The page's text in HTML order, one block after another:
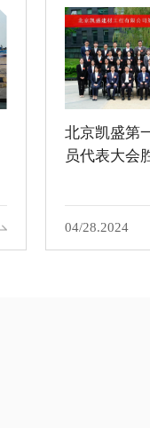
北京凯盛第
员代表大会
04/28.2024